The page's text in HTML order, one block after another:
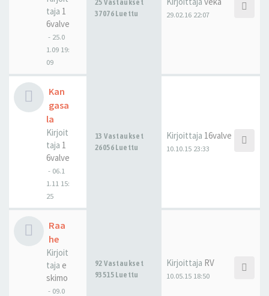
taja 1
6valve
- 25.0
1.09 19:
09
25 Vastaukset
37076 Luettu
29.02.16 22:07
Kan
gasa
la
Kirjoit
taja 1
6valve
- 06.1
1.11 15:
25
13 Vastaukset
26056 Luettu
Kirjoittaja 16valve
10.10.15 23:33
Raa
he
Kirjoit
taja e
skimo
- 09.0
92 Vastaukset
93515 Luettu
Kirjoittaja RV
10.05.15 18:50